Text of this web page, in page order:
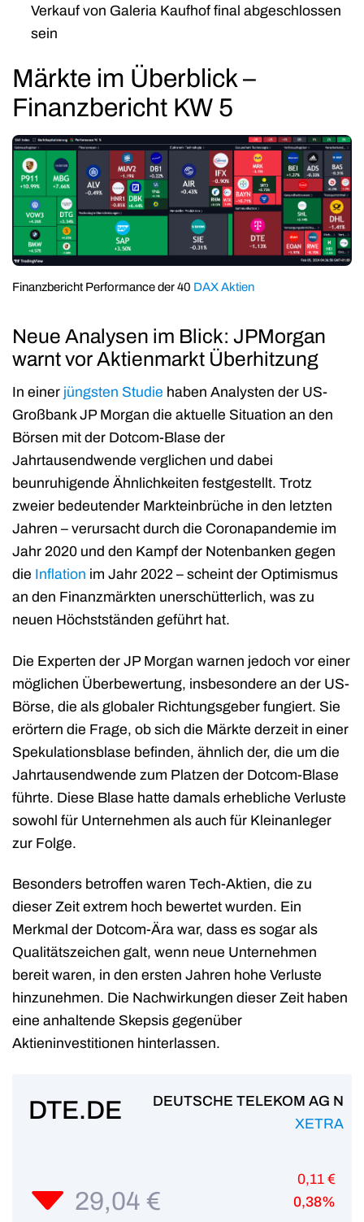
Verkauf von Galeria Kaufhof final abgeschlossen
sein
Märkte im Überblick –
Finanzbericht KW 5
Finanzbericht Performance der 40 DAXAktien
Neue Analysen im Blick: JPMorgan
warnt vor Aktienmarkt Überhitzung
In einer jüngsten Studie haben Analysten der US-
Großbank JP Morgan die aktuelle Situation an den
Börsen mit der Dotcom-Blase der
Jahrtausendwende verglichen und dabei
beunruhigende Ähnlichkeiten festgestellt. Trotz
zweier bedeutender Markteinbrüche in den letzten
Jahren – verursacht durch die Coronapandemie im
Jahr 2020 und den Kampf der Notenbanken gegen
die Inflation im Jahr 2022 – scheint der Optimismus
an den Finanzmärkten unerschütterlich, was zu
neuen Höchstständen geführt hat.
Die Experten der JP Morgan warnen jedoch vor einer
möglichen Überbewertung, insbesondere an der US-
Börse, die als globaler Richtungsgeber fungiert. Sie
erörtern die Frage, ob sich die Märkte derzeit in einer
Spekulationsblase befinden, ähnlich der, die um die
Jahrtausendwende zum Platzen der Dotcom-Blase
führte. Diese Blase hatte damals erhebliche Verluste
sowohl für Unternehmen als auch für Kleinanleger
zur Folge.
Besonders betroffen waren Tech-Aktien, die zu
dieser Zeit extrem hoch bewertet wurden. Ein
Merkmal der Dotcom-Ära war, dass es sogar als
Qualitätszeichen galt, wenn neue Unternehmen
bereit waren, in den ersten Jahren hohe Verluste
hinzunehmen. Die Nachwirkungen dieser Zeit haben
eine anhaltende Skepsis gegenüber
Aktieninvestitionen hinterlassen.
DTE.DE
DEUTSCHE TELEKOM AG N
XETRA
29,04 €
0,11 €
0,38%